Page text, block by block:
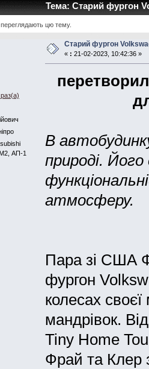
Тема: Старий фургон
переглядають цю тему.
АП-1
Старий фургон
« : 21-02-2023, 10:42:36 »
В
природі.
атмосферу.
Пара зі США
фургон
колесах
мандрівок.
Tiny Home
Фрай та Клер